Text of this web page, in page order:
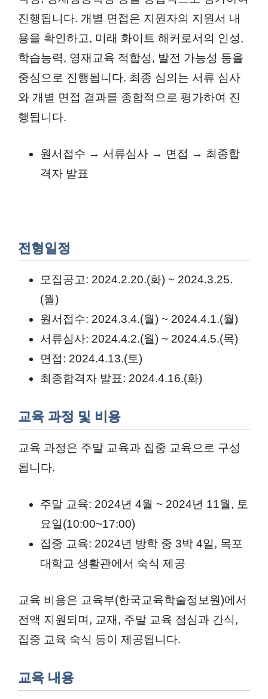
진행됩니다. 개별 면접은 지원자의 지원서 내
용을 확인하고, 미래 화이트 해커로서의 인성,
학습능력, 영재교육 적합성, 발전 가능성 등을
중심으로 진행됩니다. 최종 심의는 서류 심사
와 개별 면접 결과를 종합적으로 평가하여 진
행됩니다.
원서접수 → 서류심사 → 면접 → 최종합
격자 발표
전형일정
모집공고: 2024.2.20.(화) ~ 2024.3.25.
(월)
원서접수: 2024.3.4.(월) ~ 2024.4.1.(월)
서류심사: 2024.4.2.(월) ~ 2024.4.5.(목)
면접: 2024.4.13.(토)
최종합격자 발표: 2024.4.16.(화)
교육 과정 및 비용
교육 과정은 주말 교육과 집중 교육으로 구성
됩니다.
주말 교육: 2024년 4월 ~ 2024년 11월, 토
요일(10:00~17:00)
집중 교육: 2024년 방학 중 3박 4일, 목포
대학교 생활관에서 숙식 제공
교육 비용은 교육부(한국교육학술정보원)에서
전액 지원되며, 교재, 주말 교육 점심과 간식,
집중 교육 숙식 등이 제공됩니다.
교육 내용